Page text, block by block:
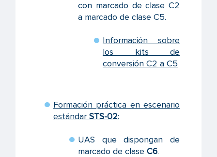
con marcado de clase C2
a marcado de clase C5.
Información sobre
los kits de
conversión C2 a C5
Formación práctica en escenario
estándar STS-02:
UAS que dispongan de
marcado de clase C6.